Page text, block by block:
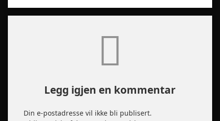
Legg igjen en kommentar
Din e-postadresse vil ikke bli publisert.